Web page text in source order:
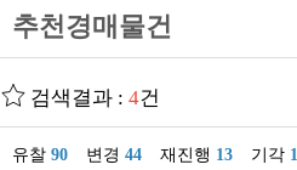
추천경매물건
검색결과 : 4건
유찰 90 변경 44 재진행 13 기각 1